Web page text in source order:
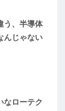
う、半導体
んじゃない
なローテク